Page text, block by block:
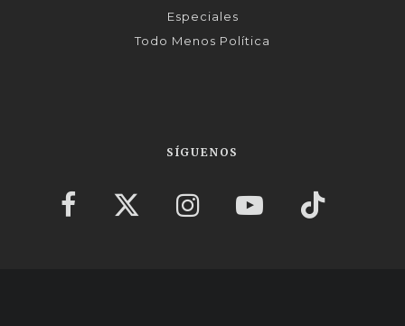
Especiales
Todo Menos Política
SÍGUENOS